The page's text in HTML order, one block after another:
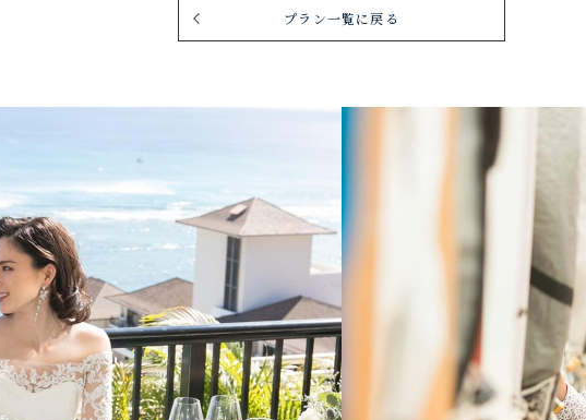
プラン一覧に戻る